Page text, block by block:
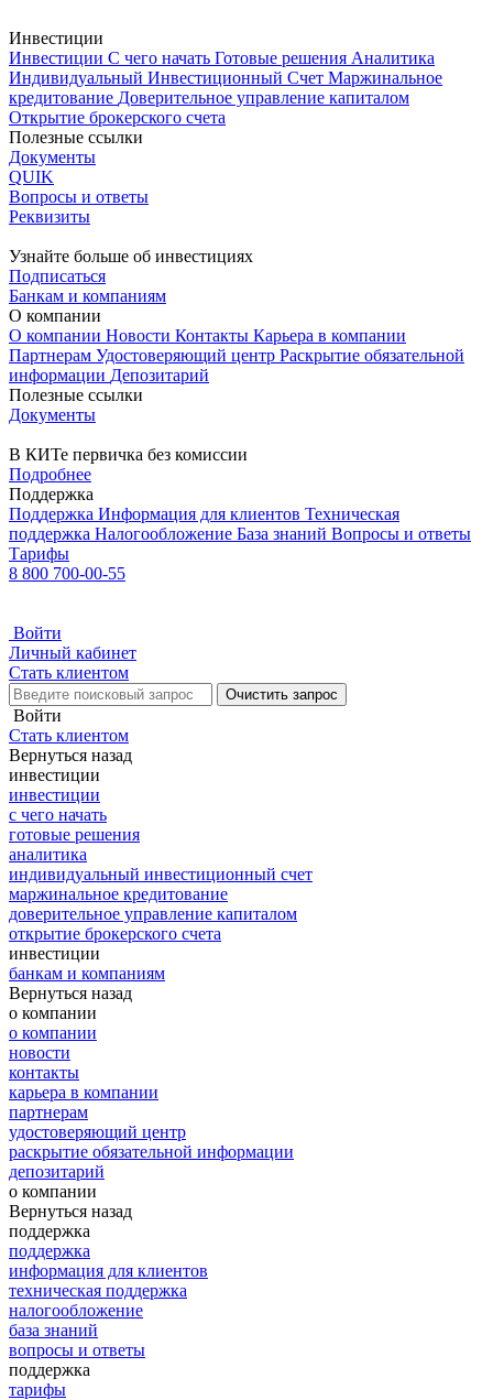
Инвестиции
Инвестиции С чего начать Готовые решения Аналитика
Индивидуальный Инвестиционный Счет Маржинальное
кредитование Доверительное управление капиталом
Открытие брокерского счета
Полезные ссылки
Документы
QUIK
Вопросы и ответы
Реквизиты
Узнайте больше об инвестициях
Подписаться
Банкам и компаниям
О компании
О компании Новости Контакты Карьера в компании
Партнерам Удостоверяющий центр Раскрытие обязательной
информации Депозитарий
Полезные ссылки
Документы
В КИТе первичка без комиссии
Подробнее
Поддержка
Поддержка Информация для клиентов Техническая
поддержка Налогообложение База знаний Вопросы и ответы
Тарифы
8 800 700-00-55
Войти
Личный кабинет
Стать клиентом
Очистить запрос
Войти
Стать клиентом
Вернуться назад
инвестиции
инвестиции
с чего начать
готовые решения
аналитика
индивидуальный инвестиционный счет
маржинальное кредитование
доверительное управление капиталом
открытие брокерского счета
инвестиции
банкам и компаниям
Вернуться назад
о компании
о компании
новости
контакты
карьера в компании
партнерам
удостоверяющий центр
раскрытие обязательной информации
депозитарий
о компании
Вернуться назад
поддержка
поддержка
информация для клиентов
техническая поддержка
налогообложение
база знаний
вопросы и ответы
поддержка
тарифы